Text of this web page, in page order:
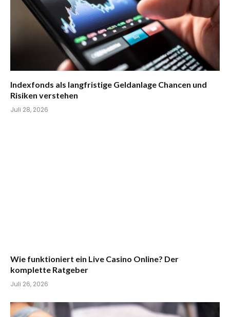
Indexfonds als langfristige Geldanlage Chancen und
Risiken verstehen
Juli 28, 2026
Wie funktioniert ein Live Casino Online? Der
komplette Ratgeber
Juli 26, 2026